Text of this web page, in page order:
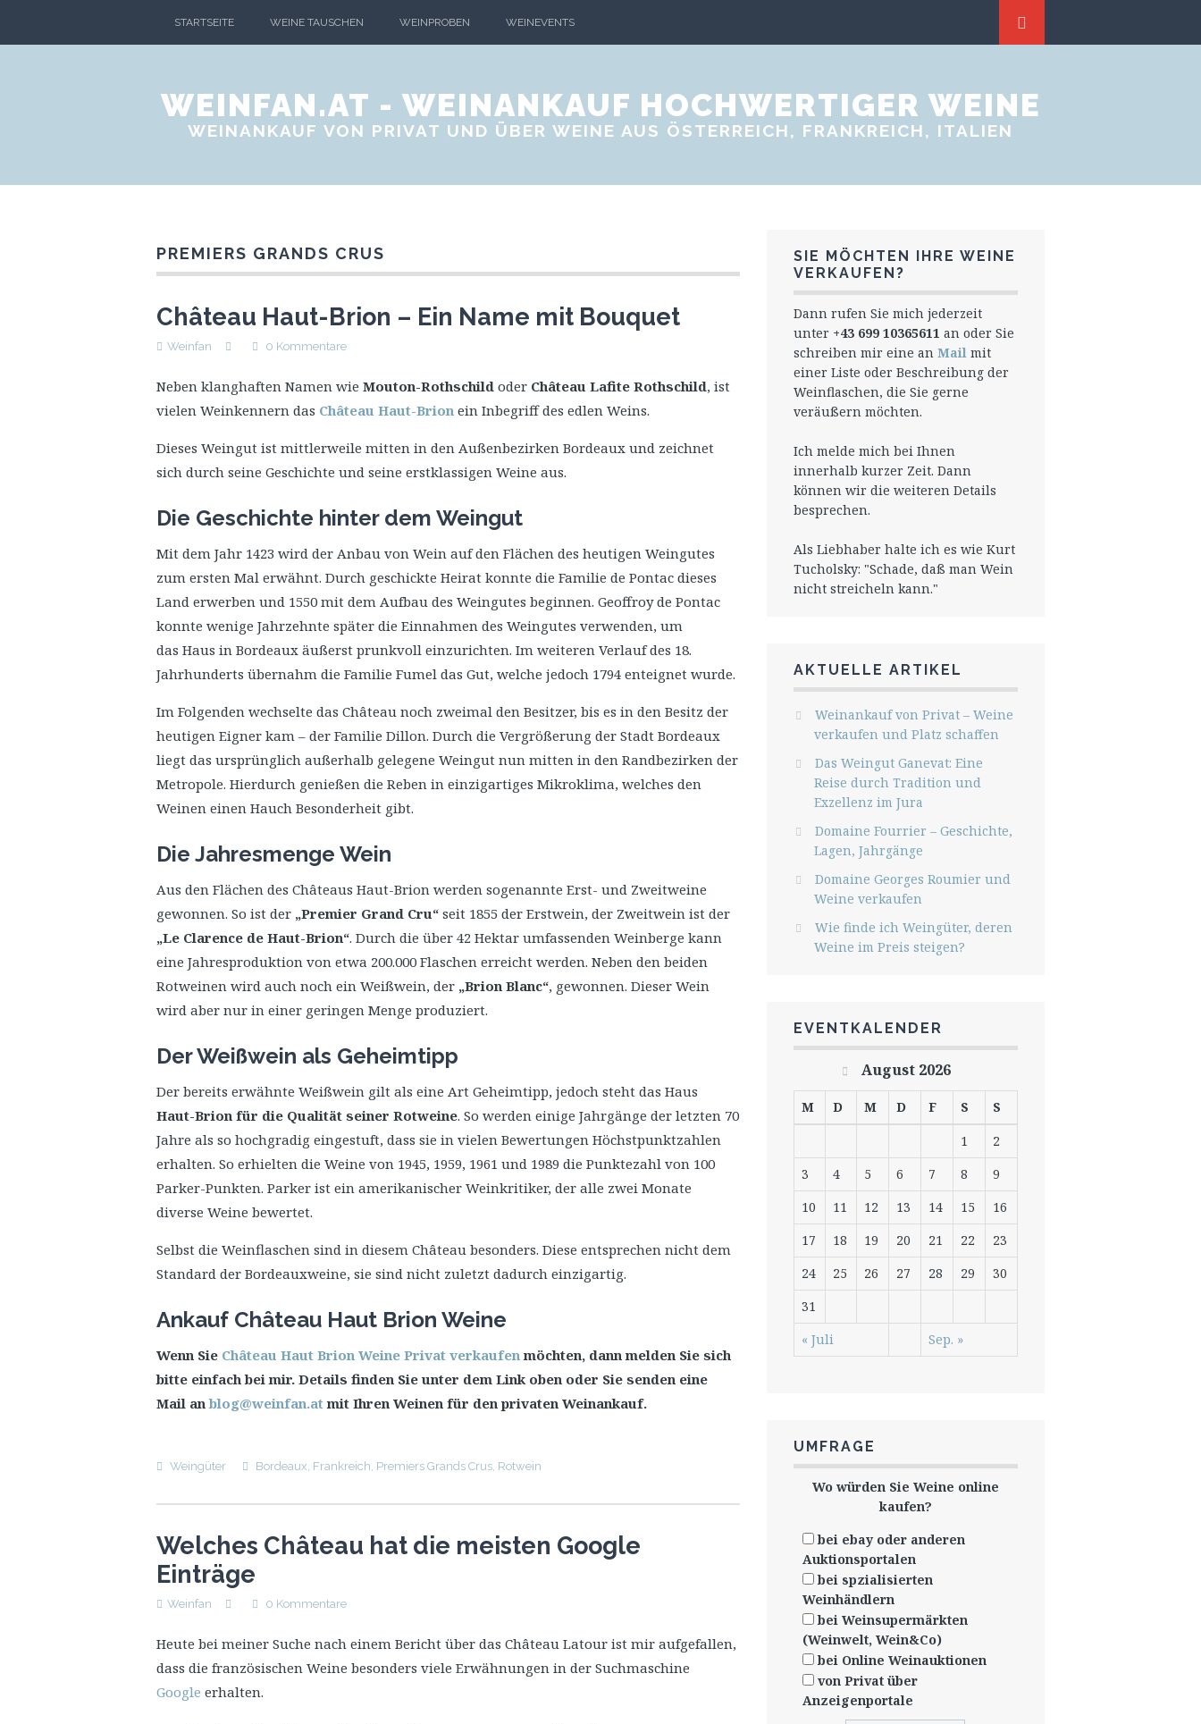
STARTSEITE WEINE TAUSCHEN WEINPROBEN WEINEVENTS
WEINFAN.AT - WEINANKAUF HOCHWERTIGER WEINE
WEINANKAUF VON PRIVAT UND ÜBER WEINE AUS ÖSTERREICH, FRANKREICH, ITALIEN
PREMIERS GRANDS CRUS
Château Haut-Brion – Ein Name mit Bouquet
Weinfan 0 Kommentare
Neben klanghaften Namen wie Mouton-Rothschild oder Château Lafite Rothschild, ist
vielen Weinkennern das Château Haut-Brion ein Inbegriff des edlen Weins.
Dieses Weingut ist mittlerweile mitten in den Außenbezirken Bordeaux und zeichnet
sich durch seine Geschichte und seine erstklassigen Weine aus.
Die Geschichte hinter dem Weingut
Mit dem Jahr 1423 wird der Anbau von Wein auf den Flächen des heutigen Weingutes
zum ersten Mal erwähnt. Durch geschickte Heirat konnte die Familie de Pontac dieses
Land erwerben und 1550 mit dem Aufbau des Weingutes beginnen. Geoffroy de Pontac
konnte wenige Jahrzehnte später die Einnahmen des Weingutes verwenden, um
das Haus in Bordeaux äußerst prunkvoll einzurichten. Im weiteren Verlauf des 18.
Jahrhunderts übernahm die Familie Fumel das Gut, welche jedoch 1794 enteignet wurde.
Im Folgenden wechselte das Château noch zweimal den Besitzer, bis es in den Besitz der
heutigen Eigner kam – der Familie Dillon. Durch die Vergrößerung der Stadt Bordeaux
liegt das ursprünglich außerhalb gelegene Weingut nun mitten in den Randbezirken der
Metropole. Hierdurch genießen die Reben in einzigartiges Mikroklima, welches den
Weinen einen Hauch Besonderheit gibt.
Die Jahresmenge Wein
Aus den Flächen des Châteaus Haut-Brion werden sogenannte Erst- und Zweitweine
gewonnen. So ist der „Premier Grand Cru“ seit 1855 der Erstwein, der Zweitwein ist der
„Le Clarence de Haut-Brion“. Durch die über 42 Hektar umfassenden Weinberge kann
eine Jahresproduktion von etwa 200.000 Flaschen erreicht werden. Neben den beiden
Rotweinen wird auch noch ein Weißwein, der „Brion Blanc“, gewonnen. Dieser Wein
wird aber nur in einer geringen Menge produziert.
Der Weißwein als Geheimtipp
Der bereits erwähnte Weißwein gilt als eine Art Geheimtipp, jedoch steht das Haus
Haut-Brion für die Qualität seiner Rotweine. So werden einige Jahrgänge der letzten 70
Jahre als so hochgradig eingestuft, dass sie in vielen Bewertungen Höchstpunktzahlen
erhalten. So erhielten die Weine von 1945, 1959, 1961 und 1989 die Punktezahl von 100
Parker-Punkten. Parker ist ein amerikanischer Weinkritiker, der alle zwei Monate
diverse Weine bewertet.
Selbst die Weinflaschen sind in diesem Château besonders. Diese entsprechen nicht dem
Standard der Bordeauxweine, sie sind nicht zuletzt dadurch einzigartig.
Ankauf Château Haut Brion Weine
Wenn Sie Château Haut Brion Weine Privat verkaufenmöchten, dann melden Sie sich
bitte einfach bei mir. Details finden Sie unter dem Link oben oder Sie senden eine
Mail anblog@weinfan.atmit Ihren Weinen für den privaten Weinankauf.
Weingüter Bordeaux, Frankreich, Premiers Grands Crus, Rotwein
Welches Château hat die meisten Google
Einträge
Weinfan 0 Kommentare
Heute bei meiner Suche nach einem Bericht über das Château Latour ist mir aufgefallen,
dass die französischen Weine besonders viele Erwähnungen in der Suchmaschine
Google erhalten.
SIE MÖCHTEN IHRE WEINE
VERKAUFEN?
Dann rufen Sie mich jederzeit
unter +43 699 10365611 an oder Sie
schreiben mir eine an Mailmit
einer Liste oder Beschreibung der
Weinflaschen, die Sie gerne
veräußern möchten.
Ich melde mich bei Ihnen
innerhalb kurzer Zeit. Dann
können wir die weiteren Details
besprechen.
Als Liebhaber halte ich es wie Kurt
Tucholsky: "Schade, daß man Wein
nicht streicheln kann."
AKTUELLE ARTIKEL
Weinankauf von Privat – Weine
verkaufen und Platz schaffen
Das Weingut Ganevat: Eine
Reise durch Tradition und
Exzellenz im Jura
Domaine Fourrier – Geschichte,
Lagen, Jahrgänge
Domaine Georges Roumier und
Weine verkaufen
Wie finde ich Weingüter, deren
Weine im Preis steigen?
EVENTKALENDER
August 2026
M D M D F S
S
1
2
3
4 5 6 7 8
9
10
11 12 13 14 15
16
17
18 19 20 21 22
23
24
25 26 27 28 29
30
31
« Juli
Sep. »
UMFRAGE
Wo würden Sie Weine online
kaufen?
bei ebay oder anderen
Auktionsportalen
bei spzialisierten
Weinhändlern
bei Weinsupermärkten
(Weinwelt, Wein&Co)
bei Online Weinauktionen
von Privat über
Anzeigenportale